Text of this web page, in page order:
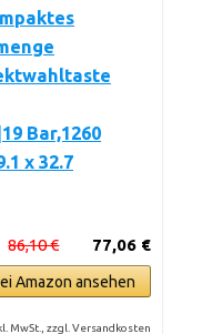
Bar,1260
x 32.7
77,06 €
86,10 €
Amazon ansehen
MwSt., zzgl. Versandkosten